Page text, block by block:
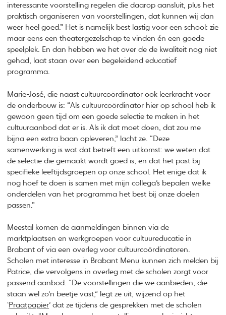
interessante voorstelling regelen die daarop aansluit, plus het
praktisch organiseren van voorstellingen, dat kunnen wij dan
weer heel goed.” Het is namelijk best lastig voor een school: zie
maar eens een theatergezelschap te vinden én een goede
speelplek. En dan hebben we het over de de kwaliteit nog niet
gehad, laat staan over een begeleidend educatief
programma.
Marie-José, die naast cultuurcoördinator ook leerkracht voor
de onderbouw is: “Als cultuurcoördinator hier op school heb ik
gewoon geen tijd om een goede selectie te maken in het
cultuuraanbod dat er is. Als ik dat moet doen, dat zou me
bijna een extra baan opleveren,” lacht ze. “Deze
samenwerking is wat dat betreft een uitkomst: we weten dat
de selectie die gemaakt wordt goed is, en dat het past bij
specifieke leeftijdsgroepen op onze school. Het enige dat ik
nog hoef te doen is samen met mijn collega’s bepalen welke
onderdelen van het programma het best bij onze doelen
passen.”
Meestal komen de aanmeldingen binnen via de
marktplaatsen en werkgroepen voor cultuureducatie in
Brabant of via een overleg voor cultuurcoördinatoren.
Scholen met interesse in Brabant Menu kunnen zich melden bij
Patrice, die vervolgens in overleg met de scholen zorgt voor
passend aanbod. “De voorstellingen die we aanbieden, die
staan wel zo’n beetje vast,” legt ze uit, wijzend op het
‘Praatpapier’ dat ze tijdens de gesprekken met de scholen